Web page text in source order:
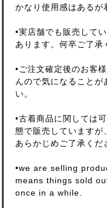
かなり使用感はあるが
•実店舗でも販売して
あります。何卒ご了承
•ご注文確定後のお客
んので気になることが
い。
•古着商品に関しては
態で販売していますが
あらかじめご了承くだ
•we are selling
means things sold
once in a while.